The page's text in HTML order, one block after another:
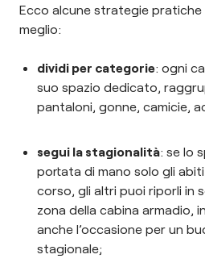
Ecco alcune strategie
meglio:
dividi per categorie: ogni
suo spazio dedicato,
pantaloni, gonne, camicie,
segui la stagionalità: se lo
portata di mano solo gli
corso, gli altri puoi riporli in
zona della cabina armadio,
anche l’occasione per un
stagionale;